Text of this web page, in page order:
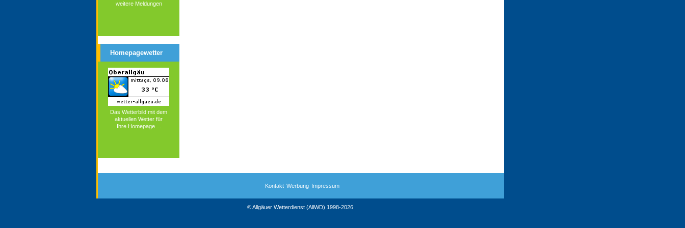
weitere Meldungen
Homepagewetter
Das Wetterbild mit dem
aktuellen Wetter für
Ihre Homepage ...
Kontakt Werbung Impressum
© Allgäuer Wetterdienst (AllWD) 1998-2026